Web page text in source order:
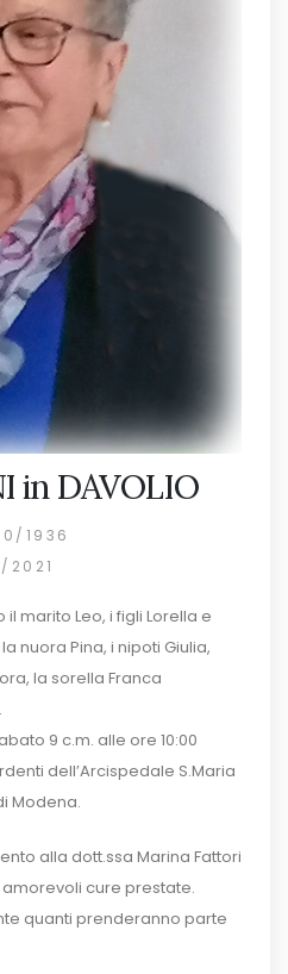
in DAVOLIO
1936
marito Leo, i figli Lorella e
nuora Pina, i nipoti Giulia,
la sorella Franca
9 c.m. alle ore 10:00
dell’Arcispedale S.Maria
Modena.
alla dott.ssa Marina Fattori
cure prestate.
quanti prenderanno parte